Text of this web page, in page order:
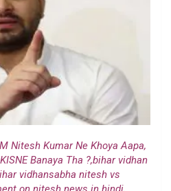
Nitesh Kumar Ne Khoya Aapa,
Banaya Tha ?,bihar vidhan
vidhansabha nitesh vs